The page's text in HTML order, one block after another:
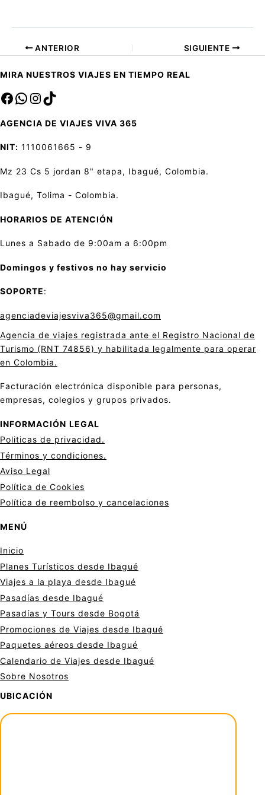
ANTERIOR SIGUIENTE
MIRA NUESTROS VIAJES EN TIEMPO REAL
Facebook
saInstagram
TikTok
AGENCIA DE VIAJES VIVA 365
NIT: 1110061665 - 9
Mz 23 Cs 5 jordan 8" etapa, Ibagué, Colombia.
Ibagué, Tolima - Colombia.
HORARIOS DE ATENCIÓN
Lunes a Sabado de 9:00am a 6:00pm
Domingos y festivos no hay servicio
SOPORTE:
agenciadeviajesviva365@gmail.com
Agencia de viajes registrada ante el Registro Nacional de
Turismo (RNT 74856) y habilitada legalmente para operar
en Colombia.
Facturación electrónica disponible para personas,
empresas, colegios y grupos privados.
INFORMACIÓN LEGAL
Politicas de privacidad.
Términos y condiciones.
Aviso Legal
Política de Cookies
Política de reembolso y cancelaciones
MENÚ
Inicio
Planes Turísticos desde Ibagué
Viajes a la playa desde Ibagué
Pasadías desde Ibagué
Pasadías y Tours desde Bogotá
Promociones de Viajes desde Ibagué
Paquetes aéreos desde Ibagué
Calendario de Viajes desde Ibagué
Sobre Nosotros
UBICACIÓN